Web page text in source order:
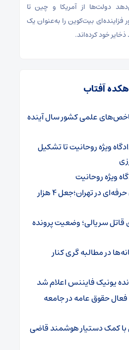
دولت‌ها از آمریکا و چین تا
فزاینده‌ای بیت‌کوین را به‌عنوان یک
خود کرده‌اند.
آفتاب
علمی کشور سال آینده
ویژه روحانیت تا تشکیل
ویژه روحانیت
انهدام باند جاعلان حرفه‌ای در تهران؛جعل ۴ هزار
سریالی؛ وضعیت پرونده
در مطالبه گری کنار
یونیک فایننس اعلام شد
فعال حقوق عامه در جامعه
کمک دستیار هوشمند قاضی